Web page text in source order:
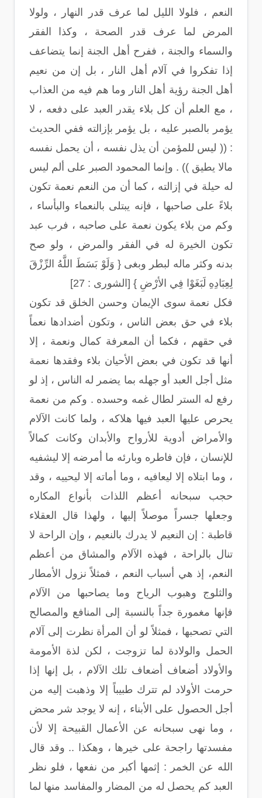
النعم ، فلولا الليل لما عرف قدر النهار ، ولولا
المرض لما عرف قدر الصحة ، وكذا الفقر
والسماء والجنة ، ففرح أهل الجنة إنما يتضاعف
إذا تفكروا في آلام أهل النار ، بل إن من نعيم
أهل الجنة رؤية أهل النار وما هم فيه من العذاب
، مع العلم أن كل بلاء يقدر العبد على دفعه ، لا
يؤمر بالصبر عليه ، بل يؤمر بإزالته ففي الحديث
: (( ليس للمؤمن أن يذل نفسه ، أن يحمل نفسه
مالا يطيق )) . وإنما المحمود الصبر على ألم ليس
له حيلة في إزالته ، كما أن من النعم نعمة تكون
بلاءً على صاحبها ، فإنه يبتلى بالنعماء والبأساء ،
وكم من بلاء يكون نعمة على صاحبه ، فرب عبد
تكون الخيرة له في الفقر والمرض ، ولو صح
بدنه وكثر ماله لبطر وبغى { وَلَوْ بَسَطَ اللَّهُ الرِّزْقَ
لِعِبَادِهِ لَبَغَوْا فِي الأرْضِ } [الشورى : 27]
فكل نعمة سوى الإيمان وحسن الخلق قد تكون
بلاء في حق بعض الناس ، وتكون أضدادها نعماً
في حقهم ، فكما أن المعرفة كمال ونعمة ، إلا
أنها قد تكون في بعض الأحيان بلاء وفقدها نعمة
مثل أجل العبد أو جهله بما يضمر له الناس ، إذ لو
رفع له الستر لطال غمه وحسده . وكم من نعمة
يحرص عليها العبد فيها هلاكه ، ولما كانت الآلام
والأمراض أدوية للأرواح والأبدان وكانت كمالاً
للإنسان ، فإن فاطره وبارئه ما أمرضه إلا ليشفيه
، وما ابتلاه إلا ليعافيه ، وما أماته إلا ليحييه ، وقد
حجب سبحانه أعظم اللذات بأنواع المكاره
وجعلها جسراً موصلاً إليها ، ولهذا قال العقلاء
قاطبة : إن النعيم لا يدرك بالنعيم ، وإن الراحة لا
تنال بالراحة ، فهذه الآلام والمشاق من أعظم
النعم، إذ هي أسباب النعم ، فمثلاً نزول الأمطار
والثلوج وهبوب الرياح وما يصاحبها من الآلام
فإنها مغمورة جداً بالنسبة إلى المنافع والمصالح
التي تصحبها ، فمثلاً لو أن المرأة نظرت إلى آلام
الحمل والولادة لما تزوجت ، لكن لذة الأمومة
والأولاد أضعاف أضعاف تلك الآلام ، بل إنها إذا
حرمت الأولاد لم تترك طبيباً إلا وذهبت إليه من
أجل الحصول على الأبناء ، إنه لا يوجد شر محض
، وما نهى سبحانه عن الأعمال القبيحة إلا لأن
مفسدتها راجحة على خيرها ، وهكذا .. وقد قال
الله عن الخمر : إثمها أكبر من نفعها ، فلو نظر
العبد كم يحصل له من المضار والمفاسد منها لما